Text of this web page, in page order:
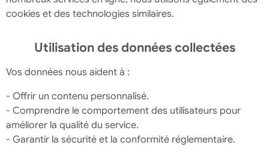
cookies et des technologies similaires.
Utilisation des données collectées
Vos données nous aident à :
- Offrir un contenu personnalisé.
- Comprendre le comportement des utilisateurs pour
améliorer la qualité du service.
- Garantir la sécurité et la conformité réglementaire.